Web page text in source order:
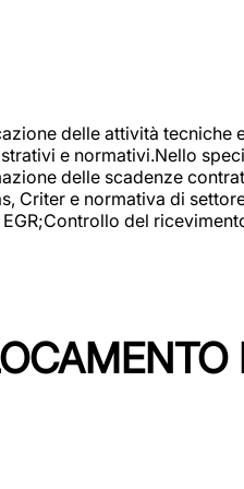
delle attività
e normativi.Nello
delle scadenze
e normativa di
del